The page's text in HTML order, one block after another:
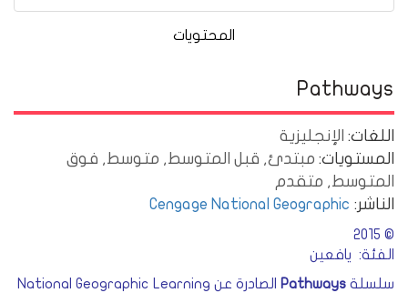
المحتويات
Pathways
اللغات: الإنجليزية
المستويات: مبتدئ, قبل المتوسط, متوسط, فوق
المتوسط, متقدم
الناشر: Cengage National Geographic
© 2015
الفئة: يافعين
سلسلة Pathways
الصادرة عن National Geographic Learning